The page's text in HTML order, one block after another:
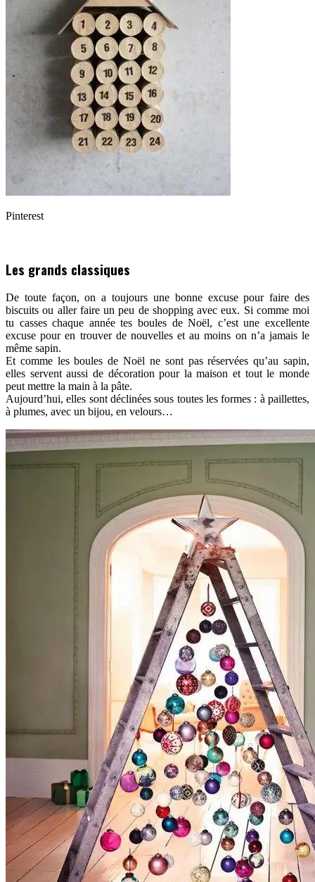
Pinterest
Les grands classiques
De toute façon, on a toujours une bonne excuse pour faire des
biscuits ou aller faire un peu de shopping avec eux. Si comme moi
tu casses chaque année tes boules de Noël, c’est une excellente
excuse pour en trouver de nouvelles et au moins on n’a jamais le
même sapin.
Et comme les boules de Noël ne sont pas réservées qu’au sapin,
elles servent aussi de décoration pour la maison et tout le monde
peut mettre la main à la pâte.
Aujourd’hui, elles sont déclinées sous toutes les formes : à paillettes,
à plumes, avec un bijou, en velours…